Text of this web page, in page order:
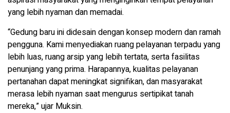
yang lebih nyaman dan memadai.
“Gedung baru ini didesain dengan konsep modern dan ramah
pengguna. Kami menyediakan ruang pelayanan terpadu yang
lebih luas, ruang arsip yang lebih tertata, serta fasilitas
penunjang yang prima. Harapannya, kualitas pelayanan
pertanahan dapat meningkat signifikan, dan masyarakat
merasa lebih nyaman saat mengurus sertipikat tanah
mereka,” ujar Muksin.